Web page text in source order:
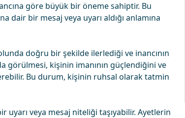
göre büyük bir öneme sahiptir. Bu
dair bir mesaj veya uyarı aldığı anlamına
doğru bir şekilde ilerlediği ve inancının
görülmesi, kişinin imanının güçlendiğini ve
Bu durum, kişinin ruhsal olarak tatmin
veya mesaj niteliği taşıyabilir. Ayetlerin